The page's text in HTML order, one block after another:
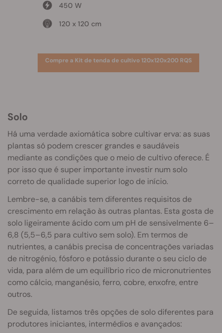
450 W
120 x 120 cm
Compre a Kit de tenda de cultivo 120x120x200 RQS
Solo
Há uma verdade axiomática sobre cultivar erva: as suas
plantas só podem crescer grandes e saudáveis
mediante as condições que o meio de cultivo oferece. É
por isso que é super importante investir num solo
correto de qualidade superior logo de início.
Lembre-se, a canábis tem diferentes requisitos de
crescimento em relação às outras plantas. Esta gosta de
solo ligeiramente ácido com um pH de sensivelmente 6–
6,8 (5,5–6,5 para cultivo sem solo). Em termos de
nutrientes, a canábis precisa de concentrações variadas
de nitrogénio, fósforo e potássio durante o seu ciclo de
vida, para além de um equilíbrio rico de micronutrientes
como cálcio, manganésio, ferro, cobre, enxofre, entre
outros.
De seguida, listamos três opções de solo diferentes para
produtores iniciantes, intermédios e avançados: